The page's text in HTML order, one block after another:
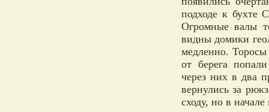
подходе к бухте
Огромные валы
видны домики
медленно.
от берега
через них в два
вернулись за
сходу, но в